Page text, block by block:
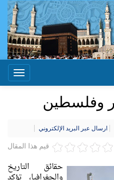
Toggle
وفلسطين
ارسال عبر البريد الإلكتروني
قيم هذا المقال
حقائق التاريخ